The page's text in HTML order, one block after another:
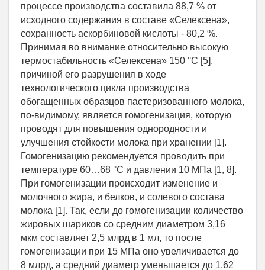
процессе производства составила 88,7 % от
исходного содержания в составе «Селексена»,
сохранность аскорбиновой кислоты - 80,2 %.
Принимая во внимание относительно высокую
термостабильность «Селексена» 150 °С [5],
причиной его разрушения в ходе
технологического цикла производства
обогащенных образцов пастеризованного молока,
по-видимому, является гомогенизация, которую
проводят для повышения однородности и
улучшения стойкости молока при хранении [1].
Гомогенизацию рекомендуется проводить при
температуре 60…68 °С и давлении 10 МПа [1, 8].
При гомогенизации происходит изменение и
молочного жира, и белков, и солевого состава
молока [1]. Так, если до гомогенизации количество
жировых шариков со средним диаметром 3,16
мкм составляет 2,5 млрд в 1 мл, то после
гомогенизации при 15 МПа оно увеличивается до
8 млрд, а средний диаметр уменьшается до 1,62